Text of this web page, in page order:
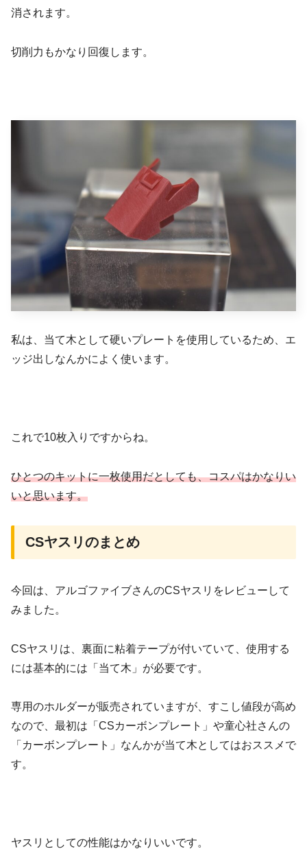
消されます。
切削力もかなり回復します。
私は、当て木として硬いプレートを使用しているため、エ
ッジ出しなんかによく使います。
これで10枚入りですからね。
ひとつのキットに一枚使用だとしても、コスパはかなりい
いと思います。
CSヤスリのまとめ
今回は、アルゴファイブさんのCSヤスリをレビューして
みました。
CSヤスリは、裏面に粘着テープが付いていて、使用する
には基本的には「当て木」が必要です。
専用のホルダーが販売されていますが、すこし値段が高め
なので、最初は「CSカーボンプレート」や童心社さんの
「カーボンプレート」なんかが当て木としてはおススメで
す。
ヤスリとしての性能はかなりいいです。